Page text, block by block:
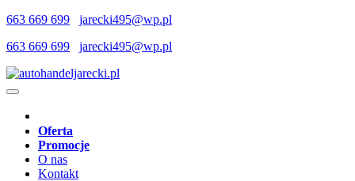
663 669 699
jarecki495@wp.pl
663 669 699
jarecki495@wp.pl
Oferta
Promocje
O nas
Kontakt